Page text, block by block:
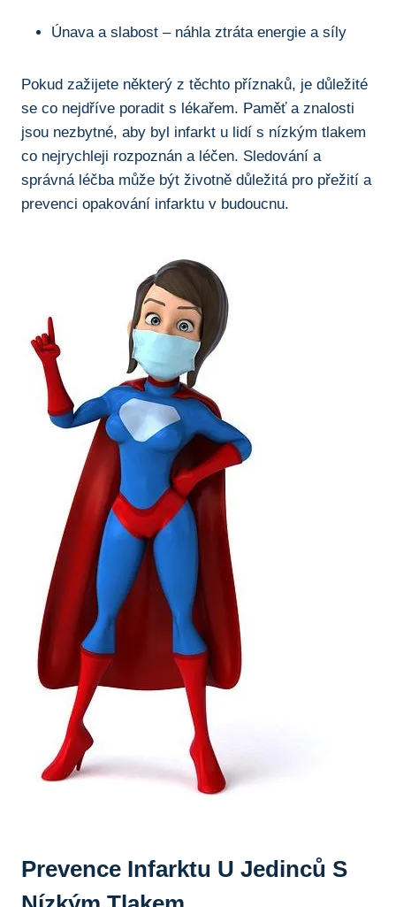
Únava a slabost – náhla ztráta ‌energie a síly
Pokud zažijete některý z těchto ‍příznaků,⁤ je důležité⁤
se co nejdříve poradit s lékařem. Paměť a znalosti⁤
jsou nezbytné, aby⁤ byl infarkt ‌u ​lidí s ​nízkým ⁤tlakem
⁣co nejrychleji rozpoznán ‍a léčen. Sledování a
⁢správná ⁢léčba může být životně⁢ důležitá pro přežití a
prevenci⁣ opakování infarktu v budoucnu.
Prevence⁢ Infarktu U Jedinců​ S